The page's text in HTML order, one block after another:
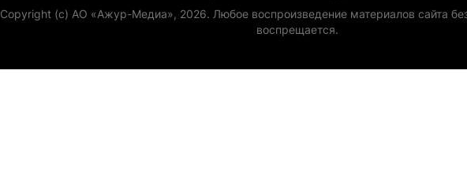
Copyright (с) АО «Ажур-Медиа», 2026. Любое воспроизведение материалов сайта
воспрещается.